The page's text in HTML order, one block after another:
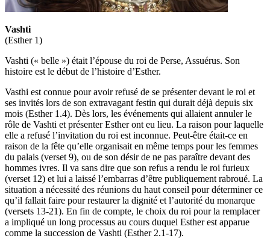
Vashti
(Esther 1)
Vashti (« belle ») était l’épouse du roi de Perse, Assuérus. Son
histoire est le début de l’histoire d’Esther.
Vasthi est connue pour avoir refusé de se présenter devant le roi et
ses invités lors de son extravagant festin qui durait déjà depuis six
mois (Esther 1.4). Dès lors, les événements qui allaient annuler le
rôle de Vashti et présenter Esther ont eu lieu. La raison pour laquelle
elle a refusé l’invitation du roi est inconnue. Peut-être était-ce en
raison de la fête qu’elle organisait en même temps pour les femmes
du palais (verset 9), ou de son désir de ne pas paraître devant des
hommes ivres. Il va sans dire que son refus a rendu le roi furieux
(verset 12) et lui a laissé l’embarras d’être publiquement rabroué. La
situation a nécessité des réunions du haut conseil pour déterminer ce
qu’il fallait faire pour restaurer la dignité et l’autorité du monarque
(versets 13-21). En fin de compte, le choix du roi pour la remplacer
a impliqué un long processus au cours duquel Esther est apparue
comme la succession de Vashti (Esther 2.1-17).